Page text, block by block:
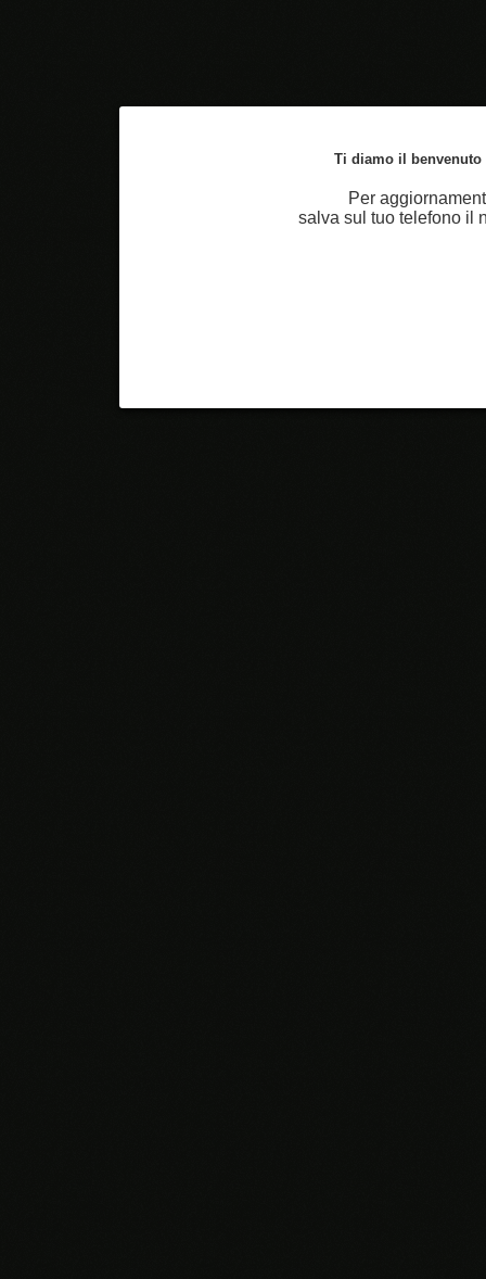
Ti diamo il
Per
salva sul tuo telefono il